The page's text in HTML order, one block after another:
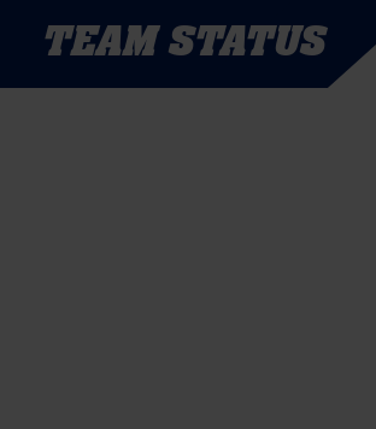
TEAM STATUS